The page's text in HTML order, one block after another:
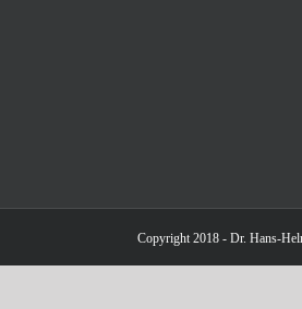
Copyright 2018 - Dr. Hans-